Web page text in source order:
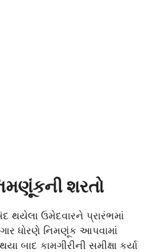
શરતો
થયેલા ઉમેદવારને પ્રારંભમાં
ધોરણે નિમણૂંક આપવામાં
બાદ કામગીરીની સમીક્ષા કર્યા